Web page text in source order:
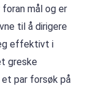
mål og er
til å dirigere
effektivt i
greske
par forsøk på